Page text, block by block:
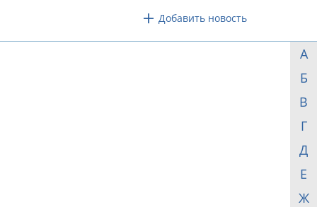
Добавить новость
А
Б
В
Г
Д
Е
Ж